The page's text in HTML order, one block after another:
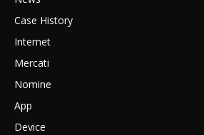
Case History
Internet
Mercati
Nomine
App
Device